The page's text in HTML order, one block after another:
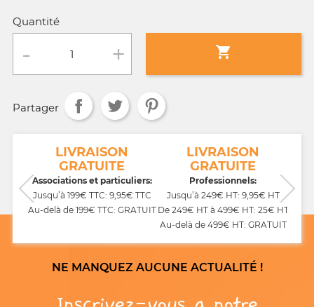
Référence
Conditionnement :
Age :
Quantité

Partager
LIVRAISON
GRATUITE
Associations et particuliers:
Jusqu’à 199€ TTC: 9,95€ TTC
Au-delà de 199€ TTC: GRATUIT
LIVRAISON
GRATUITE
Professionnels:
Jusqu’à 249€ HT: 9,95€ HT
De 249€ HT à 499€ HT: 25€ HT
Au-delà de 499€ HT: GRATUIT
NE MANQUEZ AUCUNE ACTUALITÉ !